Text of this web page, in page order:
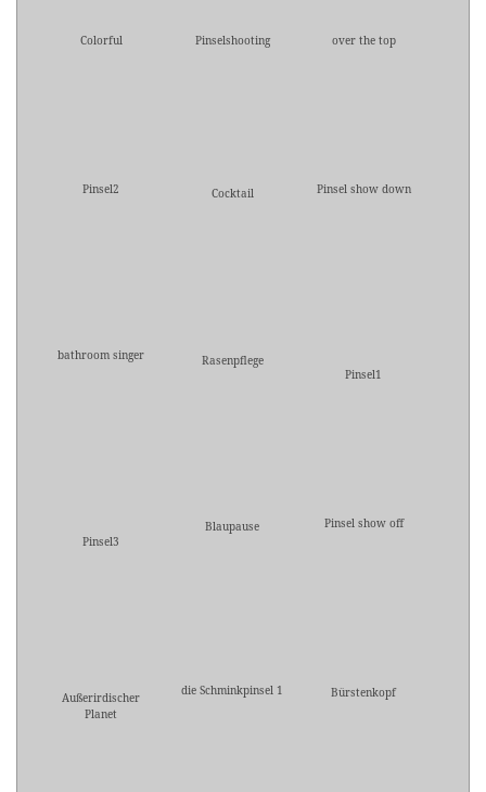
Colorful Pinselshooting over the top
Pinsel2 Cocktail Pinsel show down
bathroom singer
Rasenpflege
Pinsel1
Pinsel3
Blaupause Pinsel show off
Außerirdischer
Planet
die Schminkpinsel 1 Bürstenkopf